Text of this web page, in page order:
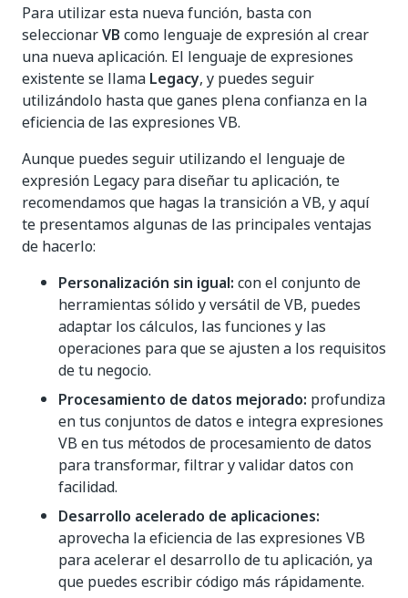
Para utilizar esta nueva función, basta con
seleccionarVB como lenguaje de expresión al crear
una nueva aplicación. El lenguaje de expresiones
existente se llama Legacy, y puedes seguir
utilizándolo hasta que ganes plena confianza en la
eficiencia de las expresiones VB.
Aunque puedes seguir utilizando el lenguaje de
expresión Legacy para diseñar tu aplicación, te
recomendamos que hagas la transición a VB, y aquí
te presentamos algunas de las principales ventajas
de hacerlo:
Personalización sin igual: con el conjunto de
herramientas sólido y versátil de VB, puedes
adaptar los cálculos, las funciones y las
operaciones para que se ajusten a los requisitos
de tu negocio.
Procesamiento de datos mejorado: profundiza
en tus conjuntos de datos e integra expresiones
VB en tus métodos de procesamiento de datos
para transformar, filtrar y validar datos con
facilidad.
Desarrollo acelerado de aplicaciones:
aprovecha la eficiencia de las expresiones VB
para acelerar el desarrollo de tu aplicación, ya
que puedes escribir código más rápidamente.